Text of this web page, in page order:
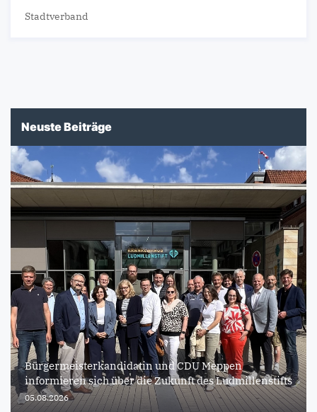
Stadtverband
Neuste Beiträge
Bürgermeisterkandidatin und CDU Meppen
informieren sich über die Zukunft des Ludmillenstifts
05.08.2026